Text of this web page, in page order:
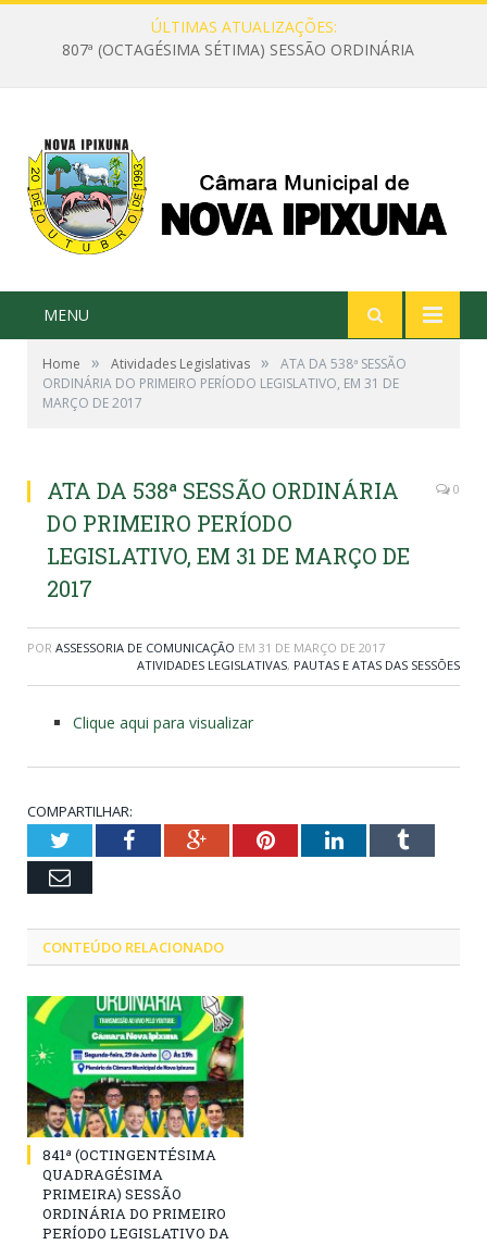
ÚLTIMAS ATUALIZAÇÕES:
807ª (OCTAGÉSIMA SÉTIMA) SESSÃO ORDINÁRIA
MENU
Home » Atividades Legislativas »
ATA DA 538ª SESSÃO
ORDINÁRIA DO PRIMEIRO PERÍODO LEGISLATIVO, EM 31 DE
MARÇO DE 2017
ATA DA 538ª SESSÃO ORDINÁRIA
DO PRIMEIRO PERÍODO
LEGISLATIVO, EM 31 DE MARÇO DE
2017
0
POR ASSESSORIA DE COMUNICAÇÃO EM 31 DE MARÇO DE 2017
ATIVIDADES LEGISLATIVAS, PAUTAS E ATAS DAS SESSÕES
Clique aqui para visualizar
COMPARTILHAR:
TwitterFacebookGoogle+PinterestLinkedInTumblr
Email
CONTEÚDO RELACIONADO
841ª (OCTINGENTÉSIMA
QUADRAGÉSIMA
PRIMEIRA) SESSÃO
ORDINÁRIA DO PRIMEIRO
PERÍODO LEGISLATIVO DA